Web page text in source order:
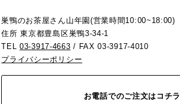
巣鴨のお茶屋さん山年園(営業時間10:00~18:00)
住所 東京都豊島区巣鴨3-34-1
TEL03-3917-4663 / FAX 03-3917-4010
プライバシーポリシー
お電話でのご注文はコチラ